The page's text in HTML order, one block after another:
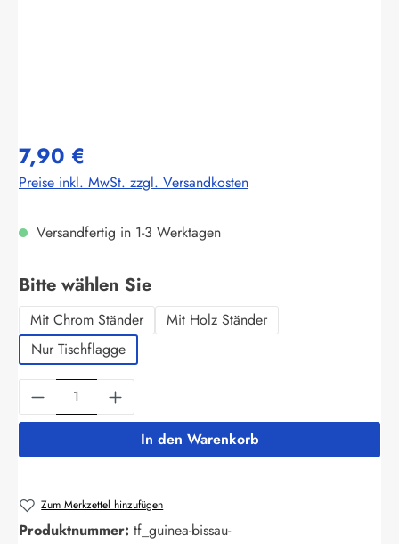
7,90 €
Preise inkl. MwSt. zzgl. Versandkosten
Versandfertig in 1-3 Werktagen
Bitte wählen Sieauswählen
Mit Chrom Ständer
Mit Holz Ständer
Nur Tischflagge
Produkt Anzahl: Gib den gewünschten
In den Warenkorb
Zum Merkzettel hinzufügen
Produktnummer: tf_guinea-bissau-